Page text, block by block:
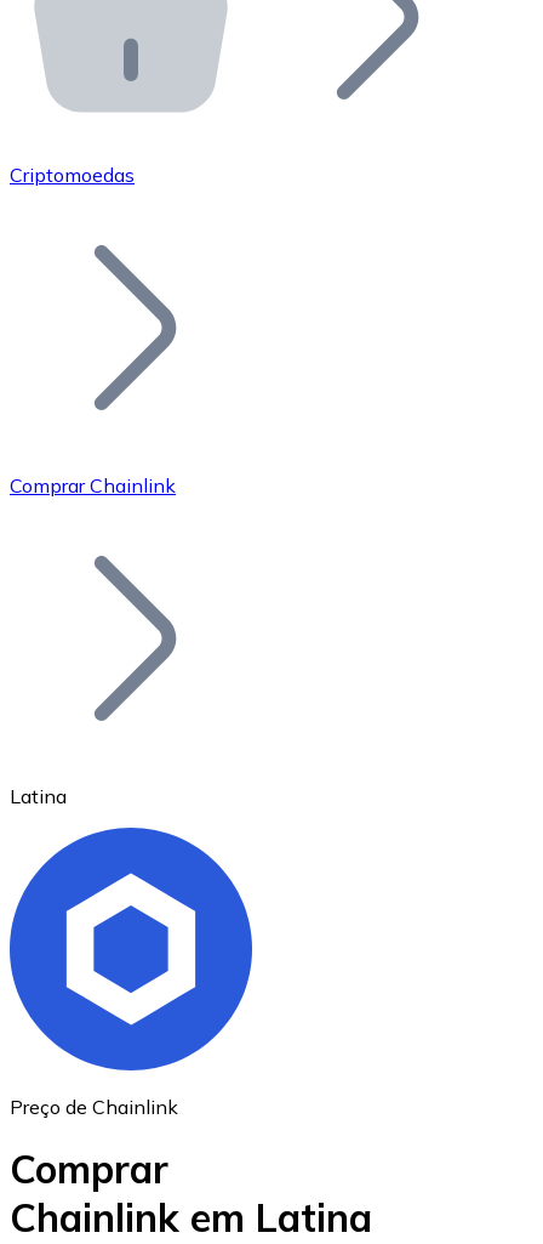
API Bitnovo
Integre nossa API no seu ecossistema.
Junte-se à nossa rede de revendedores e comercialize
Adicione o token do seu projeto ao nosso serviço de
Bitcoin
Ethereum
Criptomoedas
Comprar Chainlink
Latina
Preço de Chainlink
Comprar
Chainlink em Latina